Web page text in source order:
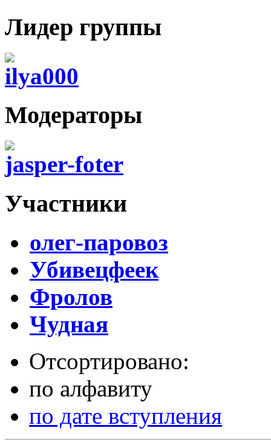
Лидер группы
ilya000
Модераторы
jasper-foter
Участники
олег-паровоз
Убивецфеек
Фролов
Чудная
Отсортировано:
по алфавиту
по дате вступления